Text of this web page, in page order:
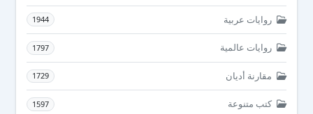
روايات عربية 1944
روايات عالمية 1797
مقارنة أديان 1729
كتب متنوعة 1597